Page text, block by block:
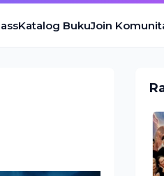
Katalog BukuJoin